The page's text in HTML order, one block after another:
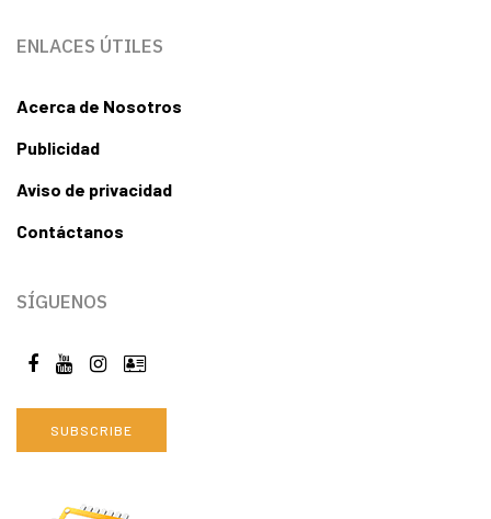
ENLACES ÚTILES
Acerca de Nosotros
Publicidad
Aviso de privacidad
Contáctanos
SÍGUENOS
SUBSCRIBE